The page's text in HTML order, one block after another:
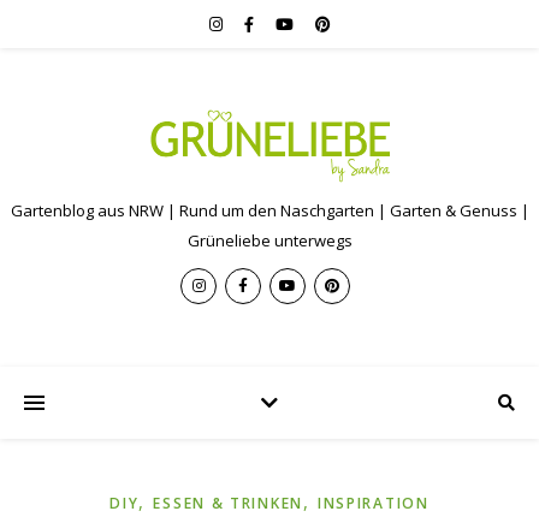
Gartenblog aus NRW | Rund um den Naschgarten | Garten & Genuss |
Grüneliebe unterwegs
DIY,ESSEN & TRINKEN , INSPIRATION